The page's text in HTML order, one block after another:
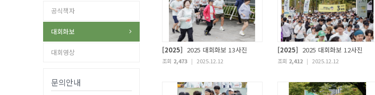
공식책자
대회화보
대회영상
문의안내
[2025] 2025 대회화보 13사진
조회 2,473 | 2025.12.12
[2025] 2025 대회화보 12사진
조회 2,412 | 2025.12.12